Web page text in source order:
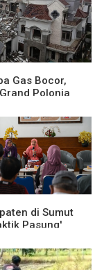
Gas Bocor,
Polonia
di Sumut
Pasung'